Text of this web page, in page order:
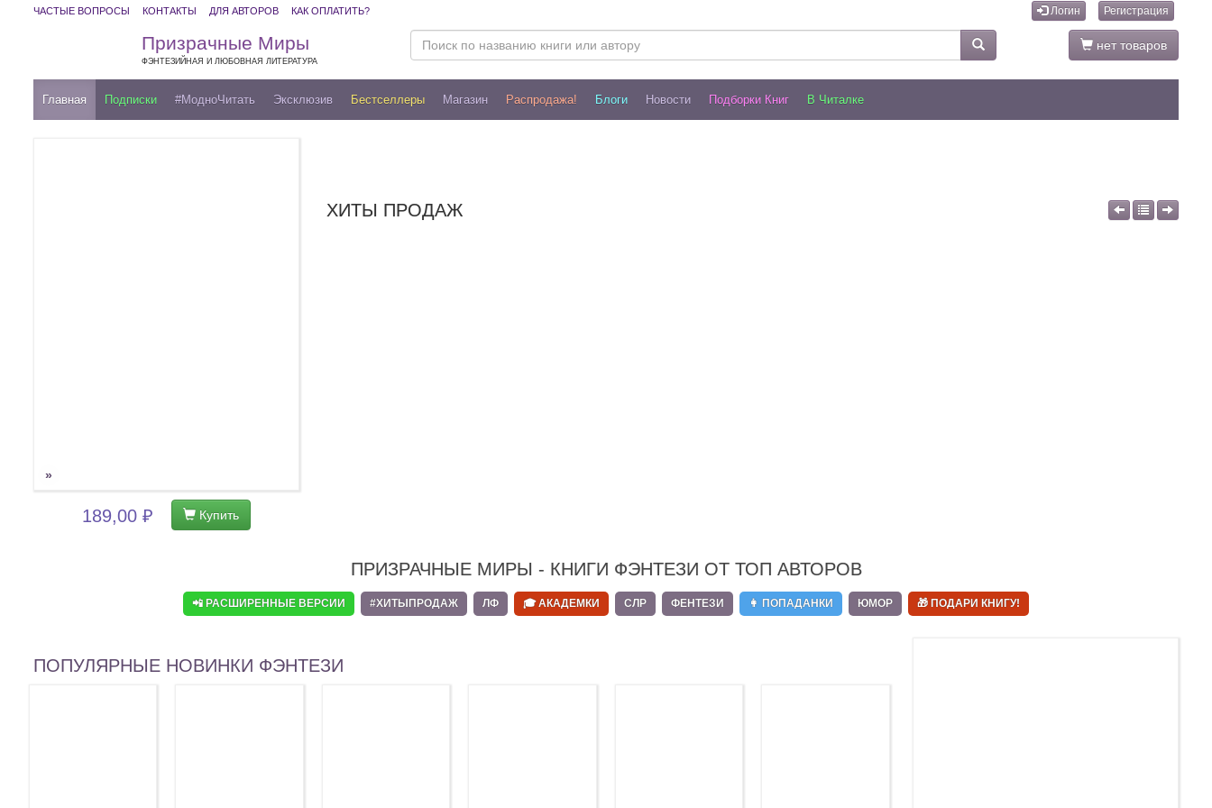
ЧАСТЫЕ ВОПРОСЫ КОНТАКТЫ ДЛЯ АВТОРОВ КАК ОПЛАТИТЬ? Логин Регистрация
Призрачные Миры
ФЭНТЕЗИЙНАЯ И ЛЮБОВНАЯ ЛИТЕРАТУРА
нет товаров
Главная Подписки #МодноЧитать Эксклюзив Бестселлеры Магазин Распродажа! Блоги Новости Подборки Книг В Читалке
»
189,00 ₽ Купить
ХИТЫ ПРОДАЖ
ПРИЗРАЧНЫЕ МИРЫ - КНИГИ ФЭНТЕЗИ ОТ ТОП АВТОРОВ
📲 РАСШИРЕННЫЕ ВЕРСИИ #ХИТЫПРОДАЖ ЛФ 🎓 АКАДЕМКИ СЛР ФЕНТЕЗИ 👩 ПОПАДАНКИ ЮМОР 🎁 ПОДАРИ КНИГУ!
ПОПУЛЯРНЫЕ НОВИНКИ ФЭНТЕЗИ